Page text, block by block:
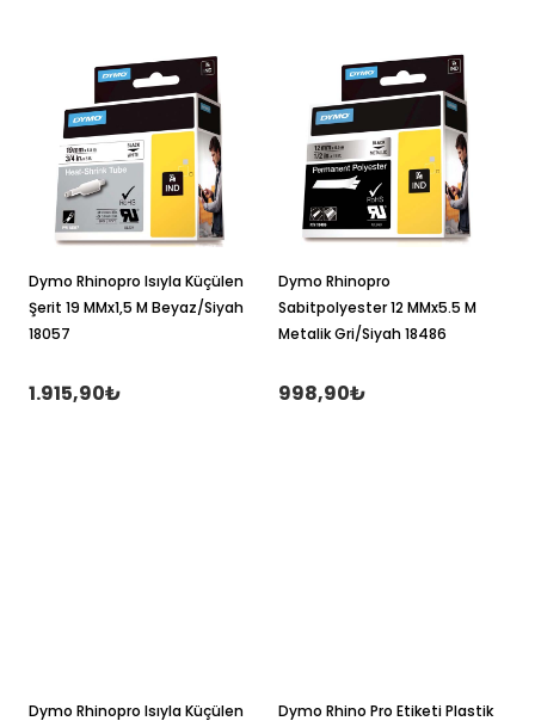
Dymo Rhinopro Isıyla Küçülen
Şerit 19 MMx1,5 M Beyaz/Siyah
18057
1.915,90₺
Dymo Rhinopro
Sabitpolyester 12 MMx5.5 M
Metalik Gri/Siyah 18486
998,90₺
Dymo Rhinopro Isıyla Küçülen Dymo Rhino Pro Etiketi Plastik